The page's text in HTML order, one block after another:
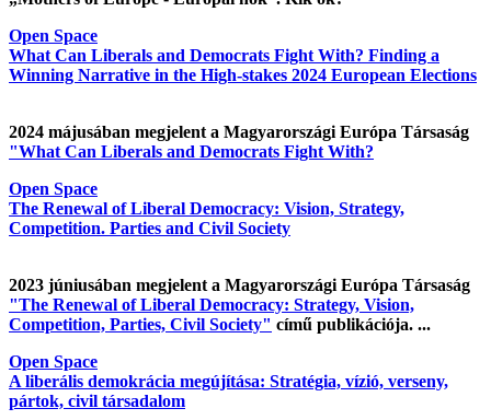
Open Space
What Can Liberals and Democrats Fight With? Finding a
Winning Narrative in the High-stakes 2024 European Elections
2024 májusában megjelent a Magyarországi Európa Társaság
"What Can Liberals and Democrats Fight With?
Open Space
The Renewal of Liberal Democracy: Vision, Strategy,
Competition. Parties and Civil Society
2023 júniusában megjelent a Magyarországi Európa Társaság
"The Renewal of Liberal Democracy: Strategy, Vision,
Competition, Parties, Civil Society" című publikációja. ...
Open Space
A liberális demokrácia megújítása: Stratégia, vízió, verseny,
pártok, civil társadalom